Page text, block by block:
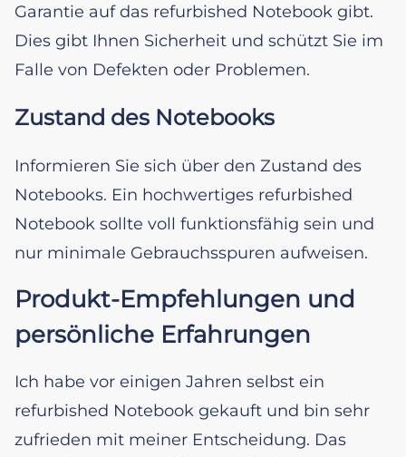
Garantie auf das refurbished Notebook gibt.
Dies gibt Ihnen Sicherheit und schützt Sie im
Falle von Defekten oder Problemen.
Zustand des Notebooks
Informieren Sie sich über den Zustand des
Notebooks. Ein hochwertiges refurbished
Notebook sollte voll funktionsfähig sein und
nur minimale Gebrauchsspuren aufweisen.
Produkt-Empfehlungen und
persönliche Erfahrungen
Ich habe vor einigen Jahren selbst ein
refurbished Notebook gekauft und bin sehr
zufrieden mit meiner Entscheidung. Das